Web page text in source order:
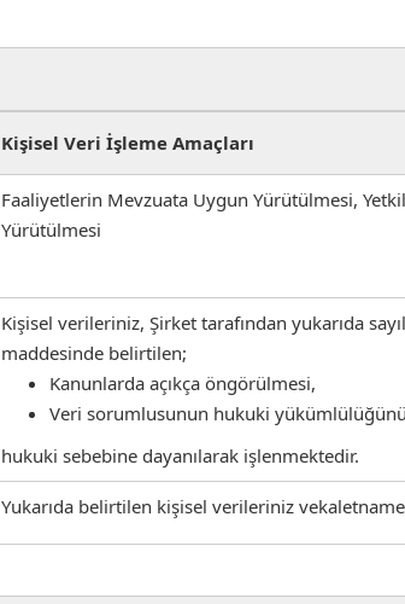
Kişisel Veri İşleme Amaçları
Faaliyetlerin Mevzuata Uygun Yürütülmesi,
Yürütülmesi
Kişisel verileriniz, Şirket tarafından yukarıda
maddesinde belirtilen;
Kanunlarda açıkça öngörülmesi,
Veri sorumlusunun hukuki
hukuki sebebine dayanılarak işlenmektedir.
Yukarıda belirtilen kişisel verileriniz